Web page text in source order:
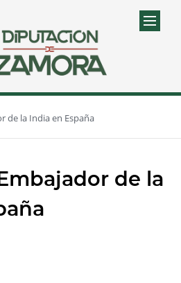
de la India en España
de la